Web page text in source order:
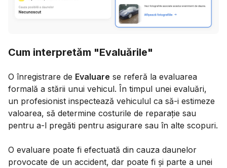
Cum interpretăm "Evaluările"
O înregistrare de Evaluare se referă la evaluarea
formală a stării unui vehicul. În timpul unei evaluări,
un profesionist inspectează vehiculul ca să-i estimeze
valoarea, să determine costurile de reparație sau
pentru a-l pregăti pentru asigurare sau în alte scopuri.
O evaluare poate fi efectuată din cauza daunelor
provocate de un accident, dar poate fi și parte a unei